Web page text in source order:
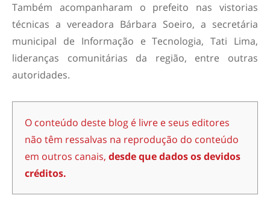
Também acompanharam o prefeito nas vistorias
técnicas a vereadora Bárbara Soeiro, a secretária
municipal de Informação e Tecnologia, Tati Lima,
lideranças comunitárias da região, entre outras
autoridades.
O conteúdo deste blog é livre e seus editores
não têm ressalvas na reprodução do conteúdo
em outros canais, desde que dados os devidos
créditos.